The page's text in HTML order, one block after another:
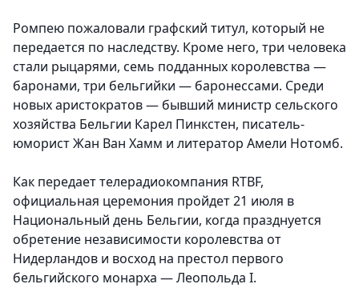
Ромпею пожаловали графский титул, который не
передается по наследству. Кроме него, три человека
стали рыцарями, семь подданных королевства —
баронами, три бельгийки — баронессами. Среди
новых аристократов — бывший министр сельского
хозяйства Бельгии Карел Пинкстен, писатель-
юморист Жан Ван Хамм и литератор Амели Нотомб.
Как передает телерадиокомпания RTBF,
официальная церемония пройдет 21 июля в
Национальный день Бельгии, когда празднуется
обретение независимости королевства от
Нидерландов и восход на престол первого
бельгийского монарха — Леопольда I.